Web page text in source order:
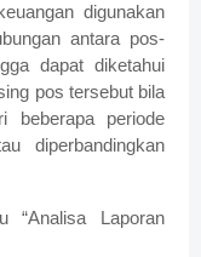
digunakan
antara pos-
dapat diketahui
pos tersebut bila
beberapa periode
diperbandingkan
“Analisa Laporan